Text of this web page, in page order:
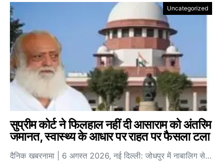
Uncategorized
सुप्रीम कोर्ट ने फिलहाल नहीं दी आसाराम को अंतरिम
जमानत, स्वास्थ्य के आधार पर राहत पर फैसला टला
दैनिक खबरनामा | 6 अगस्त 2026, नई दिल्ली: जोधपुर में नाबालिग से…